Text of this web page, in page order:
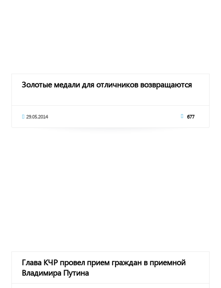
Золотые медали для отличников возвращаются
29.05.2014 677
Глава КЧР провел прием граждан в приемной
Владимира Путина